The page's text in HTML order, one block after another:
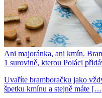
Ani majoránka, ani kmín.
1 surovině, kterou Poláci
Uvaříte bramboračku jako
špetku kmínu a stejně máte